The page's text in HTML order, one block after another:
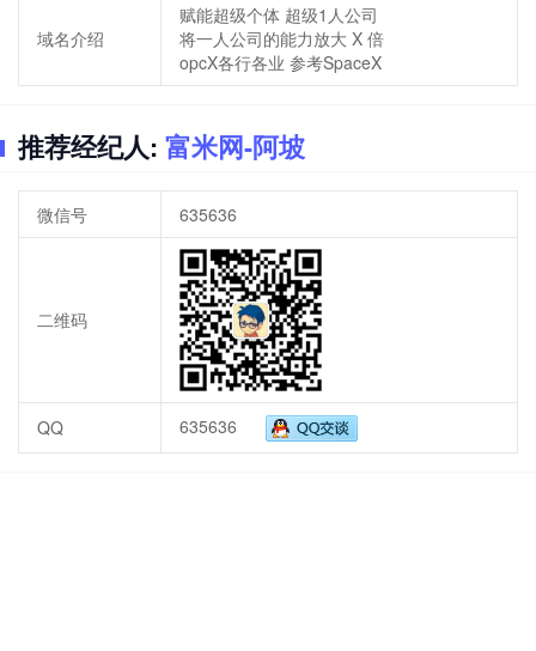
域名介绍
赋能超级个体 超级1人公司
将一人公司的能力放大 X 倍
opcX各行各业 参考SpaceX
推荐经纪人: 富米网-阿坡
微信号 635636
二维码
QQ 635636